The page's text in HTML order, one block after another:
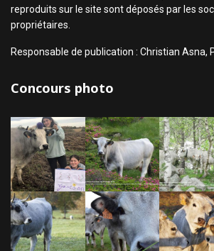
reproduits sur le site sont déposés par les
propriétaires.
Responsable de publication : Christian Asna,
Concours photo